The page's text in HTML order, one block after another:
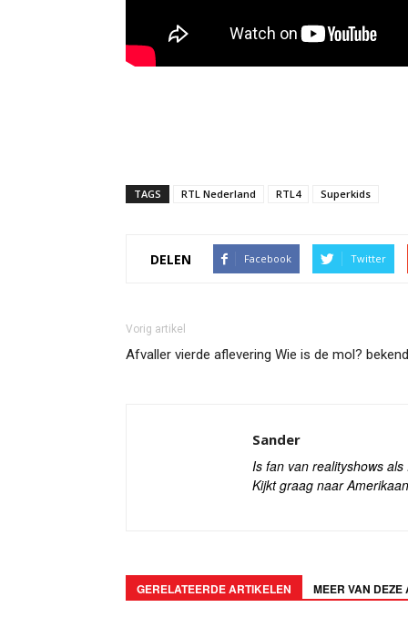
TAGS RTL Nederland RTL4 Superkids
DELEN Facebook Twitter
Vorig artikel
Afvaller vierde aflevering Wie is de mol? bekend
Sander
Is fan van realityshows
Kijkt graag naar
GERELATEERDE ARTIKELEN MEER VAN DEZE